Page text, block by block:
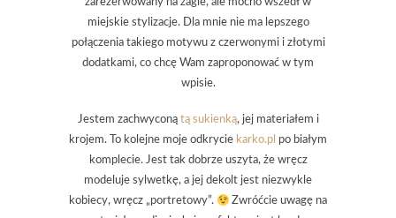
zarezerwowany na żagle, ale mocno wszedł w
miejskie stylizacje. Dla mnie nie ma lepszego
połączenia takiego motywu z czerwonymi i złotymi
dodatkami, co chcę Wam zaproponować w tym
wpisie.
Jestem zachwyconą tą sukienką, jej materiałem i
krojem. To kolejne moje odkrycie karko.pl po białym
komplecie. Jest tak dobrze uszyta, że wręcz
modeluje sylwetkę, a jej dekolt jest niezwykle
kobiecy, wręcz „portretowy”.
Zwróćcie uwagę na